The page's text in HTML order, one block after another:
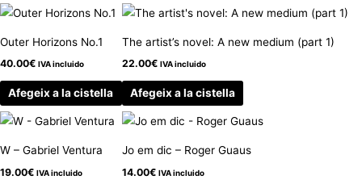
Outer Horizons No.1
40.00€ IVA incluido
Afegeix a la cistella
The artist’s novel: A new medium (part 1)
22.00€ IVA incluido
Afegeix a la cistella
W – Gabriel Ventura
19.00€ IVA incluido
Jo em dic – Roger Guaus
14.00€ IVA incluido